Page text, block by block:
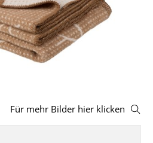
Für mehr Bilder hier klicken